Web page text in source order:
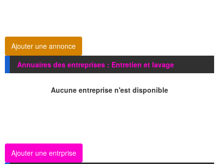
Ajouter une annonce
Annuaires des entreprises : Entretien et lavage
Aucune entreprise n'est disponible
Ajouter une entrprise